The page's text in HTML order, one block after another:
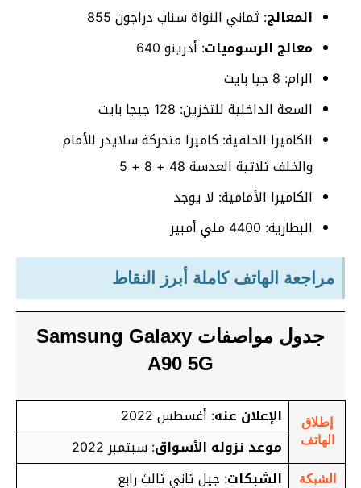
المعالج: ثماني النواة سناب دراجون 855
معالج الرسوميات: أدرينو 640
الرام: 8 جيا بايت
السعة الداخلية للتخزين: 128 جيجا بايت
الكاميرا الخلفية: كاميرا متحركة سلايدر للأمام
والخلف ثلاثية العدسة 48 + 8 + 5
الكاميرا الأمامية: لا يوجد
البطارية: 4400 ملي أمبير
مراجعة الهاتف كاملة أبرز النقاط
جدول مواصفات Samsung Galaxy
A90 5G
إطلاق
الهاتف
الإعلان عنه: أغسطس 2022
موعد نزوله الأسواق: سبتمبر 2022
الشبكة الشبكات: جيل ثاني ثالث رابع